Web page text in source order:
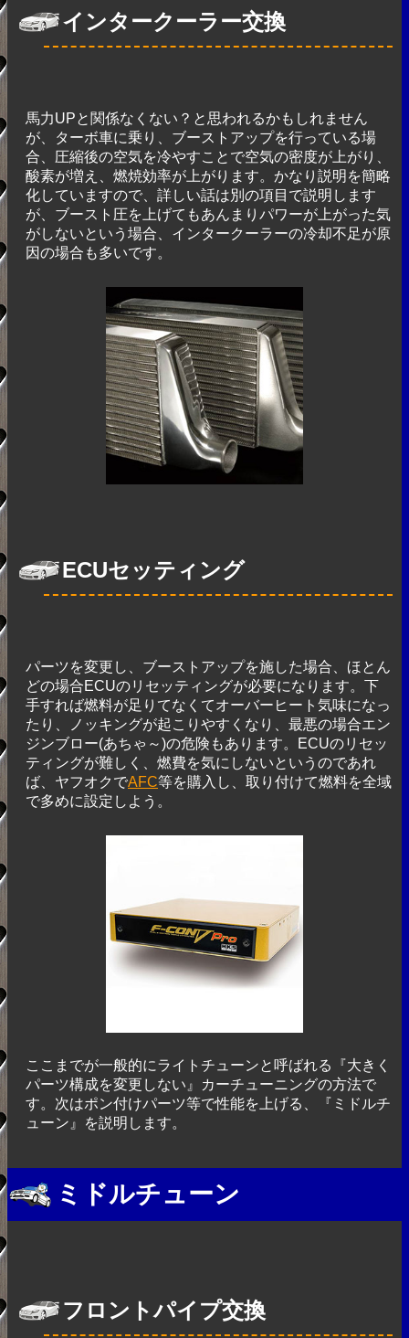
インタークーラー交換
馬力UPと関係なくない？と思われるかもしれません
が、ターボ車に乗り、ブーストアップを行っている場
合、圧縮後の空気を冷やすことで空気の密度が上がり、
酸素が増え、燃焼効率が上がります。かなり説明を簡略
化していますので、詳しい話は別の項目で説明します
が、ブースト圧を上げてもあんまりパワーが上がった気
がしないという場合、インタークーラーの冷却不足が原
因の場合も多いです。
ECUセッティング
パーツを変更し、ブーストアップを施した場合、ほとん
どの場合ECUのリセッティングが必要になります。下
手すれば燃料が足りてなくてオーバーヒート気味になっ
たり、ノッキングが起こりやすくなり、最悪の場合エン
ジンブロー(あちゃ～)の危険もあります。ECUのリセッ
ティングが難しく、燃費を気にしないというのであれ
ば、ヤフオクでAFC等を購入し、取り付けて燃料を全域
で多めに設定しよう。
ここまでが一般的にライトチューンと呼ばれる『大きく
パーツ構成を変更しない』カーチューニングの方法で
す。次はポン付けパーツ等で性能を上げる、『ミドルチ
ューン』を説明します。
ミドルチューン
フロントパイプ交換